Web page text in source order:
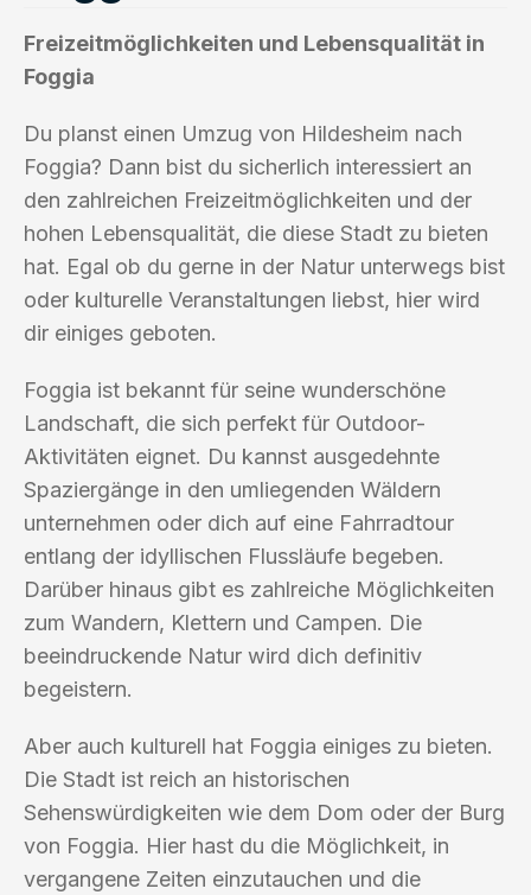
Freizeitmöglichkeiten und Lebensqualität in
Foggia
Du planst einen Umzug von Hildesheim nach
Foggia? Dann bist du sicherlich interessiert an
den zahlreichen Freizeitmöglichkeiten und der
hohen Lebensqualität, die diese Stadt zu bieten
hat. Egal ob du gerne in der Natur unterwegs bist
oder kulturelle Veranstaltungen liebst, hier wird
dir einiges geboten.
Foggia ist bekannt für seine wunderschöne
Landschaft, die sich perfekt für Outdoor-
Aktivitäten eignet. Du kannst ausgedehnte
Spaziergänge in den umliegenden Wäldern
unternehmen oder dich auf eine Fahrradtour
entlang der idyllischen Flussläufe begeben.
Darüber hinaus gibt es zahlreiche Möglichkeiten
zum Wandern, Klettern und Campen. Die
beeindruckende Natur wird dich definitiv
begeistern.
Aber auch kulturell hat Foggia einiges zu bieten.
Die Stadt ist reich an historischen
Sehenswürdigkeiten wie dem Dom oder der Burg
von Foggia. Hier hast du die Möglichkeit, in
vergangene Zeiten einzutauchen und die